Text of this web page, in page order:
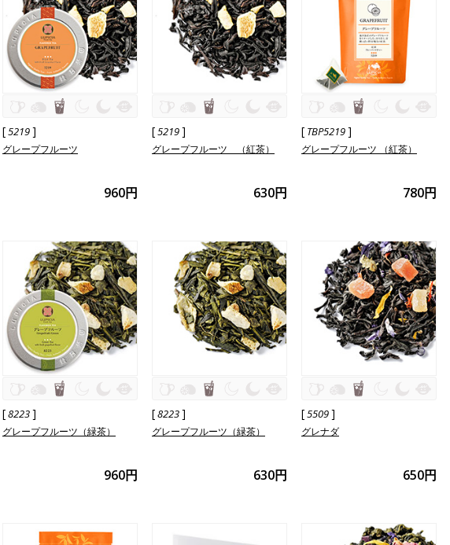
[5219]
グレープフルーツ
960円
[5219]
グレープフルーツ （紅茶）
630円
[ TBP5219]
グレープフルーツ （紅茶）
780円
[8223]
グレープフルーツ（緑茶）
960円
[8223]
グレープフルーツ（緑茶）
630円
[5509]
グレナダ
650円